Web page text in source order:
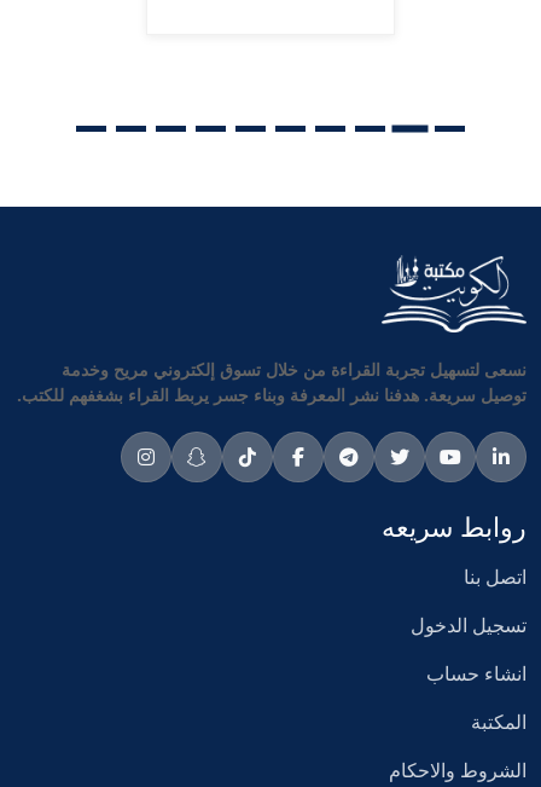
نسعى لتسهيل تجربة القراءة من خلال تسوق إلكتروني مريح وخدمة
توصيل سريعة. هدفنا نشر المعرفة وبناء جسر يربط القراء بشغفهم للكتب.
روابط سريعه
اتصل بنا
تسجيل الدخول
انشاء حساب
المكتبة
الشروط والاحكام